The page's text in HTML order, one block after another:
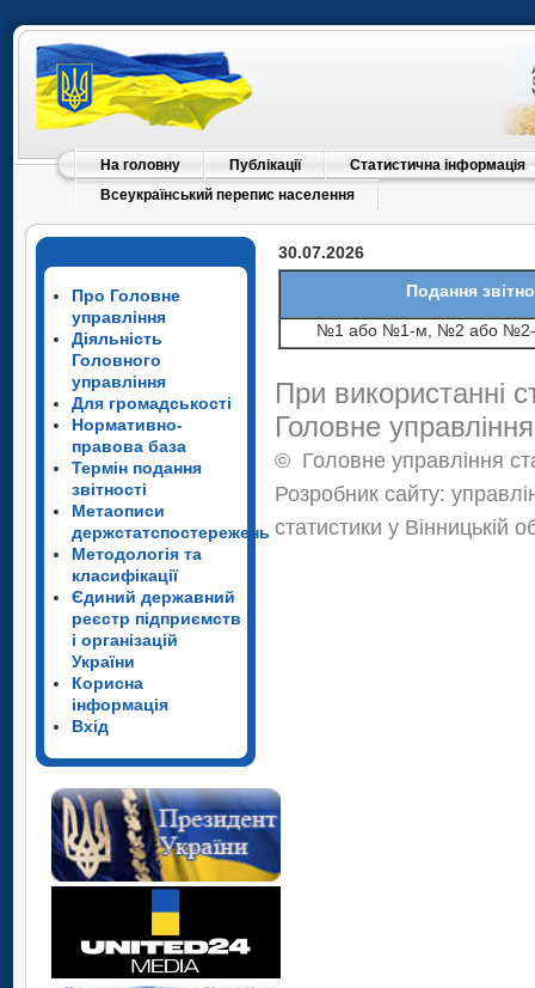
На головну Публікації
Статистична інформація
Всеукраїнський перепис населення
Про Головне
управління
Діяльність
Головного
управління
Для громадськості
Нормативно-
правова база
Термін подання
звітності
Метаописи
держстатспостережень
Методологія та
класифікації
Єдиний державний
реєстр підприємств
і організацій
України
Корисна
інформація
Вхід
30.07.2026
Подання
№1 або №1-м, №2 або
При використанні
Головне
© Головне управління
Розробник сайту:
статистики у Вінницькій